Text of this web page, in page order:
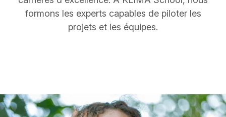
formons les experts capables de piloter les
projets et les équipes.